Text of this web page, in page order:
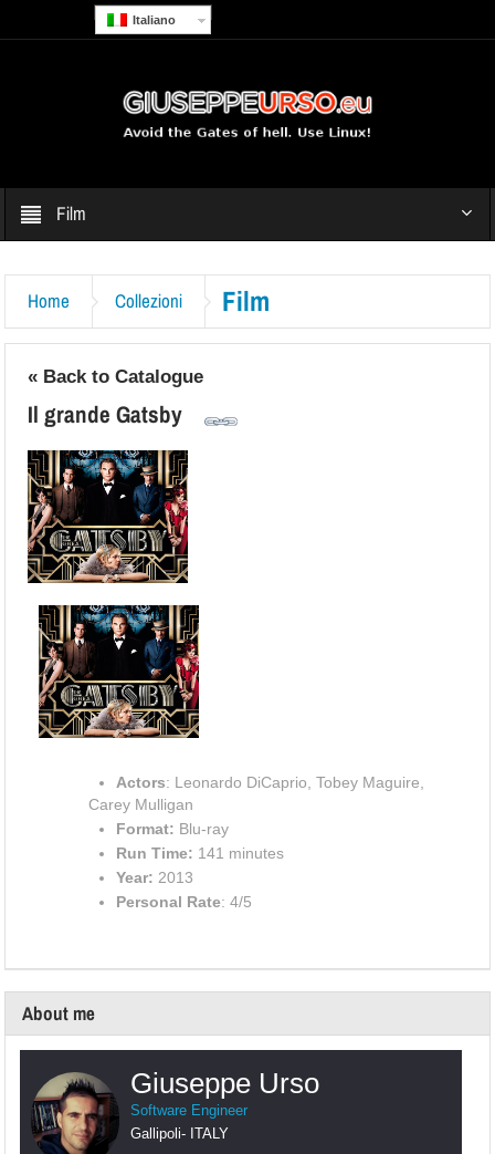
Italiano
Film
Home Collezioni Film
« Back to Catalogue
Il grande Gatsby
Actors: Leonardo DiCaprio, Tobey Maguire,
Carey Mulligan
Format: Blu-ray
Run Time: 141 minutes
Year: 2013
Personal Rate: 4/5
About me
Giuseppe Urso
Software Engineer
Gallipoli- ITALY